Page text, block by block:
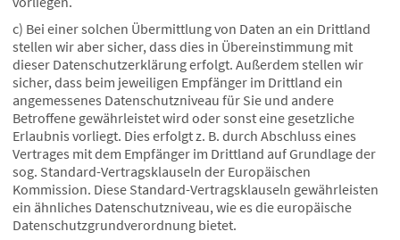
c) Bei einer solchen Übermittlung von Daten an ein Drittland
stellen wir aber sicher, dass dies in Übereinstimmung mit
dieser Datenschutzerklärung erfolgt. Außerdem stellen wir
sicher, dass beim jeweiligen Empfänger im Drittland ein
angemessenes Datenschutzniveau für Sie und andere
Betroffene gewährleistet wird oder sonst eine gesetzliche
Erlaubnis vorliegt. Dies erfolgt z. B. durch Abschluss eines
Vertrages mit dem Empfänger im Drittland auf Grundlage der
sog. Standard-Vertragsklauseln der Europäischen
Kommission. Diese Standard-Vertragsklauseln gewährleisten
ein ähnliches Datenschutzniveau, wie es die europäische
Datenschutzgrundverordnung bietet.